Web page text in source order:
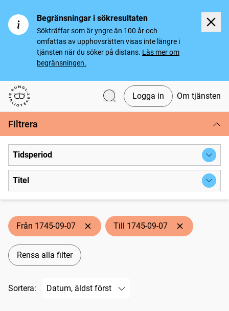
Begränsningar i sökresultaten
Sökträffar som är yngre än 100 år och
omfattas av upphovsrätten visas inte längre i
tjänsten när du söker på distans. Läs mer om
begränsningen.
Svenska tidningar
Logga in Om tjänsten
Filtrera
Tidsperiod
Titel
Från 1745-09-07 Till 1745-09-07
Rensa alla filter
Sortera: